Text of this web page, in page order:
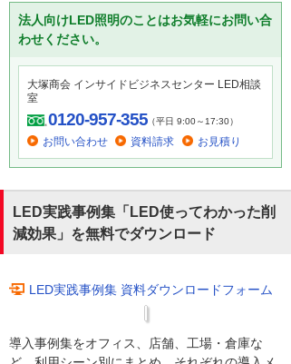
法人向けLED照明のことはお気軽にお問い合
わせください。
大塚商会 インサイドビジネスセンター LED相談
室
0120-957-355（平日 9:00～17:30）
お問い合わせ 資料請求 お見積り
LED実践事例集「LED使ってわかった削
減効果」を無料でダウンロード
LED実践事例集 資料ダウンロードフォーム
導入事例集をオフィス、店舗、工場・倉庫な